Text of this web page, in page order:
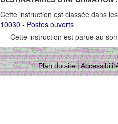
Cette instruction est classée dans
10030 - Postes ouverts
Cette instruction est parue au
Plan du site|